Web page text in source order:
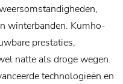
winterbanden. Kumho-
prestaties,
natte als droge wegen.
technologieën en